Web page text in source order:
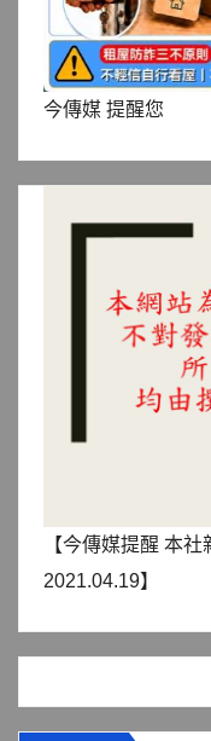
今傳媒 提醒您
【今傳媒提醒 本
2021.04.19】